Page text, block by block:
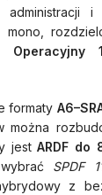
administracji
formaty
można
jestARDF do
SPDF
z